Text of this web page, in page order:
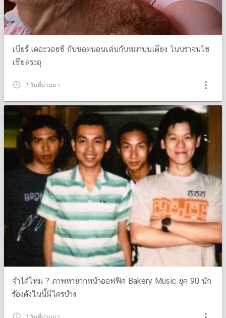
เบียร์ เดอะวอยซ์ กับชอตนอนเล่นกับหมาบนเตียง โนบราจนโซ
เชียลระอุ
query_builder 2 วันที่ผ่านมา more_vert
จำได้ไหม ? ภาพหายากหน้าออฟฟิศ Bakery Music ยุค 90 นัก
ร้องดังในนี้มีใครบ้าง